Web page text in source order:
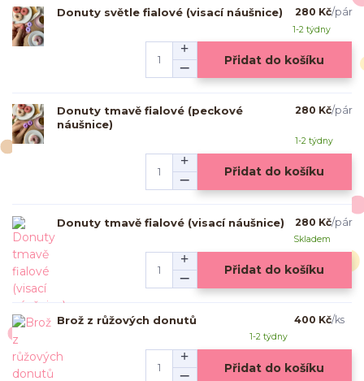
Donuty světle fialové (visací náušnice) 280 Kč/pár
1-2 týdny
Přidat do košíku
Donuty tmavě fialové (peckové
náušnice)
280 Kč/pár
1-2 týdny
Přidat do košíku
Donuty tmavě fialové (visací náušnice) 280 Kč/pár
Skladem
Přidat do košíku
Brož z růžových donutů 400 Kč/ks
1-2 týdny
Přidat do košíku